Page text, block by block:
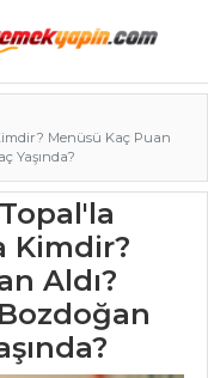
Menüsü Kaç Puan
Yaşında?
Kimdir?
Aldı?